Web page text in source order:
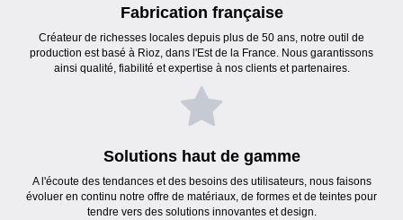
Fabrication française
Créateur de richesses locales depuis plus de 50 ans, notre outil de
production est basé à Rioz, dans l'Est de la France. Nous garantissons
ainsi qualité, fiabilité et expertise à nos clients et partenaires.
Solutions haut de gamme
A l'écoute des tendances et des besoins des utilisateurs, nous faisons
évoluer en continu notre offre de matériaux, de formes et de teintes pour
tendre vers des solutions innovantes et design.